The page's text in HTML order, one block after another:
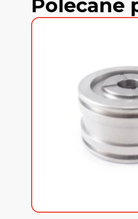
Polecane